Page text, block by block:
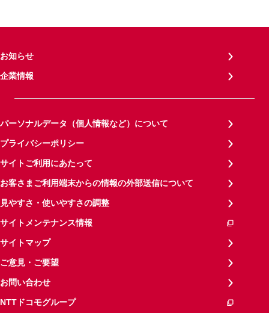
お知らせ
企業情報
パーソナルデータ（個人情報など）について
プライバシーポリシー
サイトご利用にあたって
お客さまご利用端末からの情報の外部送信について
見やすさ・使いやすさの調整
サイトメンテナンス情報
サイトマップ
ご意見・ご要望
お問い合わせ
NTTドコモグループ